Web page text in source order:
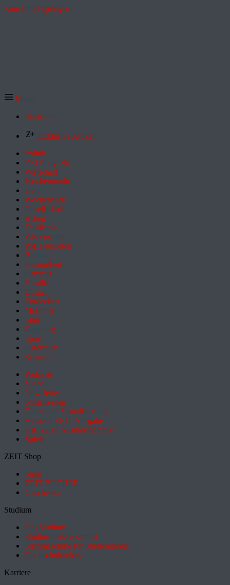
Zum Inhalt springen
Menü
Startseite
Exklusive Artikel
Politik
ZEITmagazin
Wirtschaft
Wochenmarkt
Geld
Wochenende
Gesellschaft
Arbeit
Feuilleton
Wissenschaft
Pol. Feuilleton
Bildung
Gesundheit
Campus
Familie
Digital
Entdecken
Mobilität
Sinn
Hamburg
Sport
Österreich
Schweiz
Podcasts
Video
Newsletter
Schlagzeilen
Daten und Visualisierung
Aktuelle ZEIT-Ausgabe
DIE ZEIT Ausgabenarchiv
Spiele
ZEIT Shop
Shop
ZEIT BÜCHER
Geschenke
Studium
HeyStudium
Studium-Interessentest
Suchmaschine für Studiengänge
Hochschulranking
Karriere